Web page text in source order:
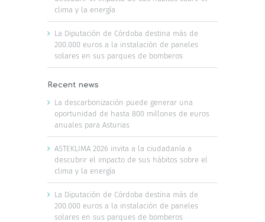
clima y la energía
La Diputación de Córdoba destina más de
200.000 euros a la instalación de paneles
solares en sus parques de bomberos
Recent news
La descarbonización puede generar una
oportunidad de hasta 800 millones de euros
anuales para Asturias
ASTEKLIMA 2026 invita a la ciudadanía a
descubrir el impacto de sus hábitos sobre el
clima y la energía
La Diputación de Córdoba destina más de
200.000 euros a la instalación de paneles
solares en sus parques de bomberos